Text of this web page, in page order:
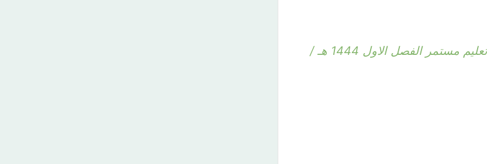
الاختبار النهائي رياضيات الصف الثالث تعليم مستمر الفصل الاول 1444 هـ /